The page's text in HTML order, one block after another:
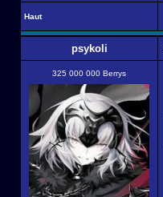
Haut
psykoli
325 000 000 Berrys